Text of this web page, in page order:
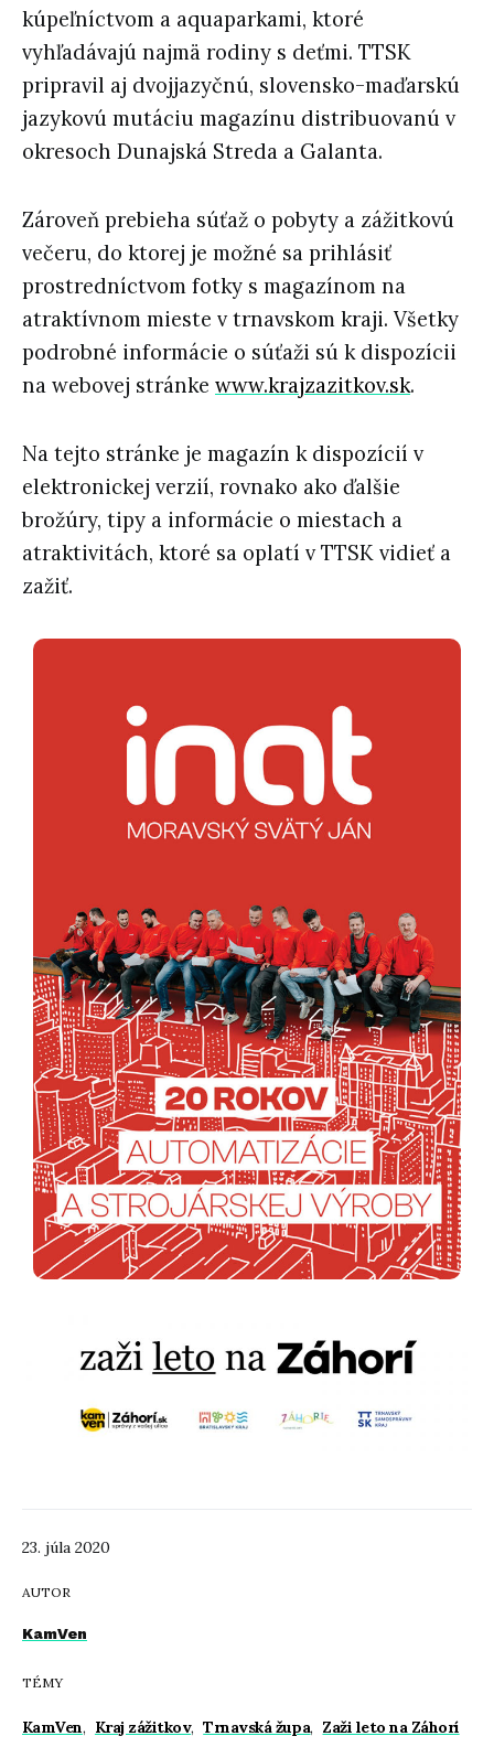
23. júla 2020
AUTOR
KamVen
TÉMY
KamVen, Kraj zážitkov, Trnavská župa, Zaži leto na Záhorí
kúpeľníctvom a aquaparkami, ktoré
vyhľadávajú najmä rodiny s deťmi. TTSK
pripravil aj dvojjazyčnú, slovensko-maďarskú
jazykovú mutáciu magazínu distribuovanú v
okresoch Dunajská Streda a Galanta.
Zároveň prebieha súťaž o pobyty a zážitkovú
večeru, do ktorej je možné sa prihlásiť
prostredníctvom fotky s magazínom na
atraktívnom mieste v trnavskom kraji. Všetky
podrobné informácie o súťaži sú k dispozícii
na webovej stránke www.krajzazitkov.sk.
Na tejto stránke je magazín k dispozícií v
elektronickej verzií, rovnako ako ďalšie
brožúry, tipy a informácie o miestach a
atraktivitách, ktoré sa oplatí v TTSK vidieť a
zažiť.